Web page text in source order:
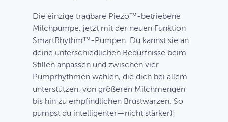
Die einzige tragbare Piezo™-betriebene
Milchpumpe, jetzt mit der neuen Funktion
SmartRhythm™-Pumpen. Du kannst sie an
deine unterschiedlichen Bedürfnisse beim
Stillen anpassen und zwischen vier
Pumprhythmen wählen, die dich bei allem
unterstützen, von größeren Milchmengen
bis hin zu empfindlichen Brustwarzen. So
pumpst du intelligenter—nicht stärker)!